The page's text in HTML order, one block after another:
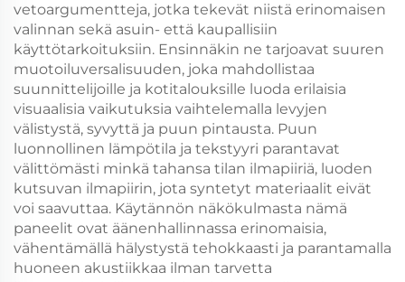
vetoargumentteja, jotka tekevät niistä erinomaisen
valinnan sekä asuin- että kaupallisiin
käyttötarkoituksiin. Ensinnäkin ne tarjoavat suuren
muotoiluversalisuuden, joka mahdollistaa
suunnittelijoille ja kotitalouksille luoda erilaisia
visuaalisia vaikutuksia vaihtelemalla levyjen
välistystä, syvyttä ja puun pintausta. Puun
luonnollinen lämpötila ja tekstyyri parantavat
välittömästi minkä tahansa tilan ilmapiiriä, luoden
kutsuvan ilmapiirin, jota syntetyt materiaalit eivät
voi saavuttaa. Käytännön näkökulmasta nämä
paneelit ovat äänenhallinnassa erinomaisia,
vähentämällä hälystystä tehokkaasti ja parantamalla
huoneen akustiikkaa ilman tarvetta